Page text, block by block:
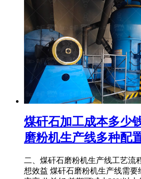
煤矸石加工成本多少
磨粉机生产线多种配
二、煤矸石磨粉机生产线工艺流
想效益 煤矸石磨粉机生产线需